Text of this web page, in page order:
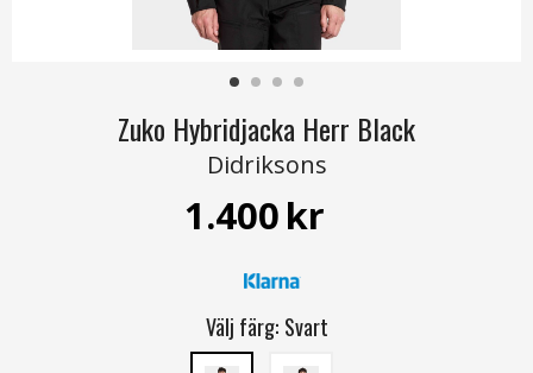
Zuko Hybridjacka Herr Black
Didriksons
1.400kr
Välj färg: Svart